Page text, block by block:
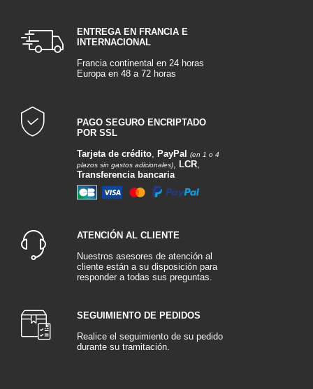
ENTREGA EN FRANCIA E
INTERNACIONAL
Francia continental en 24 horas
Europa en 48 a 72 horas
PAGO SEGURO ENCRIPTADO
POR SSL
Tarjeta de crédito, PayPal
(en 1 o 4
plazos sin gastos adicionales), LCR,
Transferencia bancaria
ATENCIÓN AL CLIENTE
Nuestros asesores de atención al
cliente están a su disposición para
responder a todas sus preguntas.
SEGUIMIENTO DE PEDIDOS
Realice el seguimiento de su pedido
durante su tramitación.